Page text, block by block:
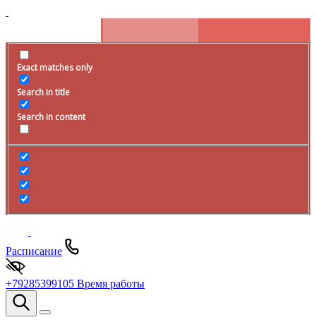
Exact matches only
Search in title
Search in content
Расписание
+79285399105 Время работы